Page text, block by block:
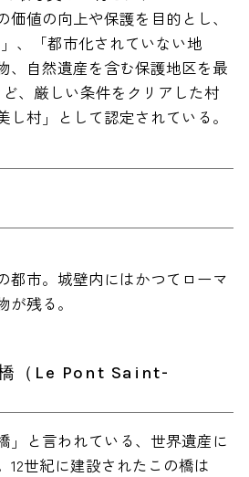
値の向上や保護を目的とし、
」、「都市化されていない地
、自然遺産を含む保護地区を最
、厳しい条件をクリアした村
し村」として認定されている。
都市。城壁内にはかつてローマ
残る。
（Le Pont Saint-
」と言われている、世界遺産に
12世紀に建設されたこの橋は